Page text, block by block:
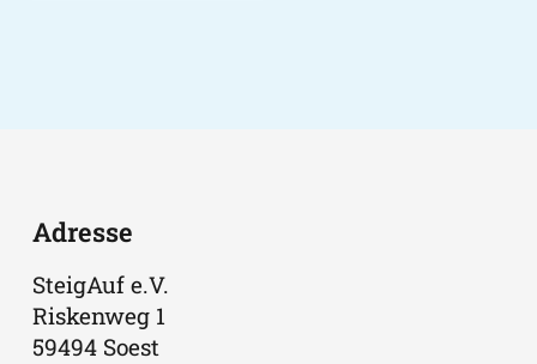
Adresse
SteigAuf e.V.
Riskenweg 1
59494 Soest